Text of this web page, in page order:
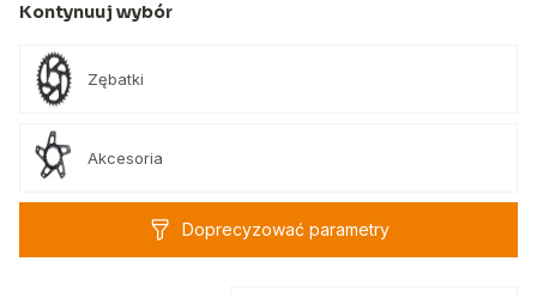
Kontynuuj wybór
Zębatki
Akcesoria
Doprecyzować parametry